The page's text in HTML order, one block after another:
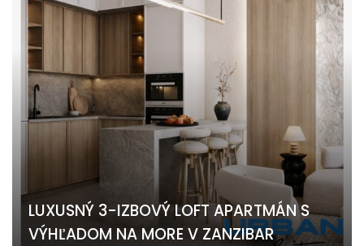
LUXUSNÝ 3-IZBOVÝ LOFT APARTMÁN S
VÝHĽADOM NA MORE V ZANZIBAR